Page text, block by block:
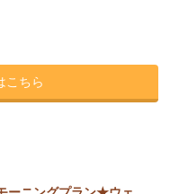
こちら